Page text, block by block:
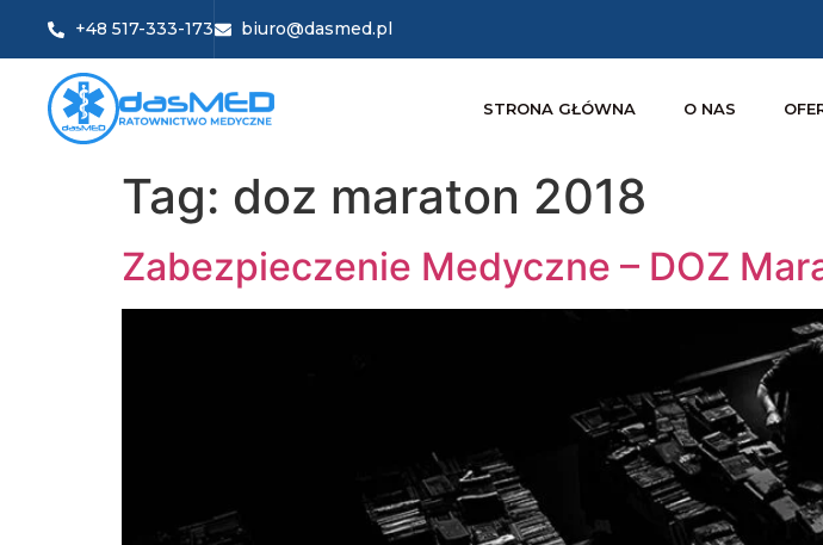
+48 517-333-173 biuro@dasmed.pl
STRONA GŁÓWNA O NAS
Tag: doz maraton 2018
Zabezpieczenie Medyczne – DOZ